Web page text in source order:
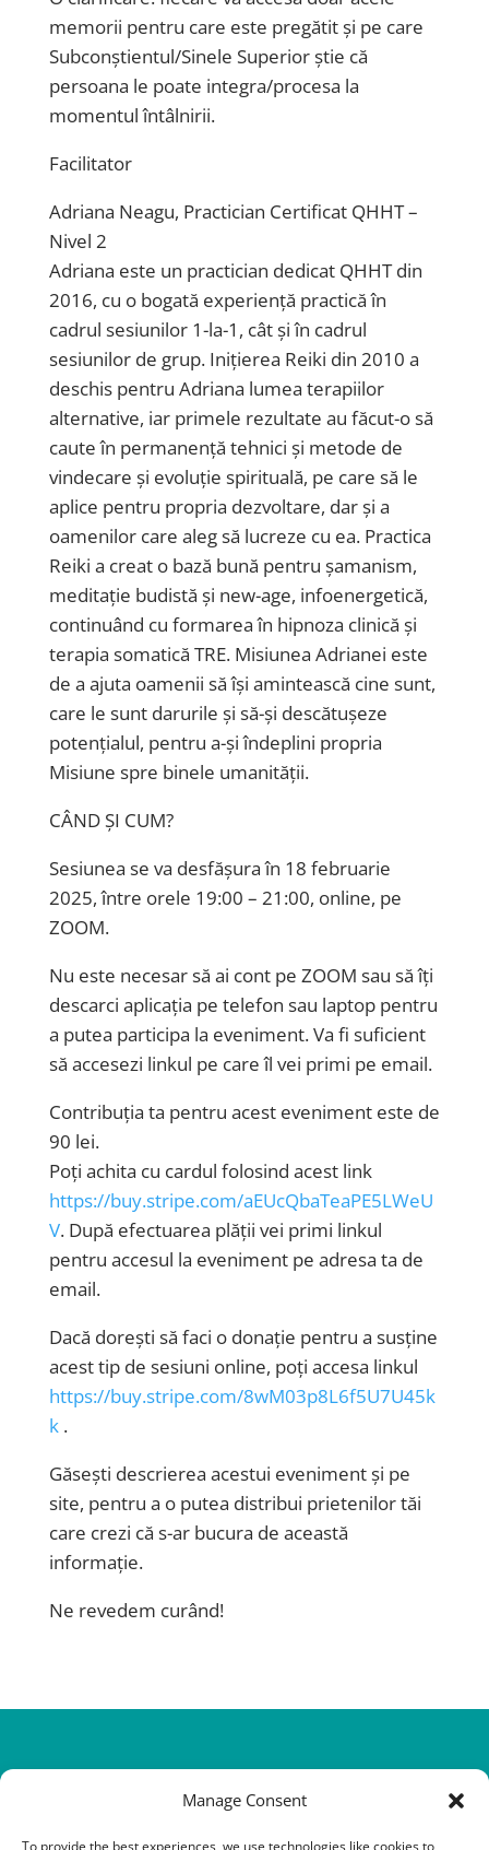
Manage Consent
To provide the best experiences, we use technologies like cookies to
memorii pentru care este pregătit și pe care
Subconștientul/Sinele Superior știe că
persoana le poate integra/procesa la
momentul întâlnirii.
Facilitator
Adriana Neagu, Practician Certificat QHHT –
Nivel 2
Adriana este un practician dedicat QHHT din
2016, cu o bogată experiență practică în
cadrul sesiunilor 1-la-1, cât și în cadrul
sesiunilor de grup. Inițierea Reiki din 2010 a
deschis pentru Adriana lumea terapiilor
alternative, iar primele rezultate au făcut-o să
caute în permanență tehnici și metode de
vindecare și evoluție spirituală, pe care să le
aplice pentru propria dezvoltare, dar și a
oamenilor care aleg să lucreze cu ea. Practica
Reiki a creat o bază bună pentru șamanism,
meditație budistă și new-age, infoenergetică,
continuând cu formarea în hipnoza clinică și
terapia somatică TRE. Misiunea Adrianei este
de a ajuta oamenii să își amintească cine sunt,
care le sunt darurile și să-și descătușeze
potențialul, pentru a-și îndeplini propria
Misiune spre binele umanității.
CÂND ȘI CUM?
Sesiunea se va desfășura în 18 februarie
2025, între orele 19:00 – 21:00, online, pe
ZOOM.
Nu este necesar să ai cont pe ZOOM sau să îți
descarci aplicația pe telefon sau laptop pentru
a putea participa la eveniment. Va fi suficient
să accesezi linkul pe care îl vei primi pe email.
Contribuția ta pentru acest eveniment este de
90 lei.
Poți achita cu cardul folosind acest link
https://buy.stripe.com/aEUcQbaTeaPE5LWeU
V. După efectuarea plății vei primi linkul
pentru accesul la eveniment pe adresa ta de
email.
Dacă dorești să faci o donație pentru a susține
acest tip de sesiuni online, poți accesa linkul
https://buy.stripe.com/8wM03p8L6f5U7U45k
k.
Găsești descrierea acestui eveniment și pe
site, pentru a o putea distribui prietenilor tăi
care crezi că s-ar bucura de această
informație.
Ne revedem curând!